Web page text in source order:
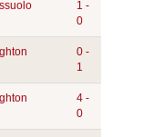
1 -
0
0 -
1
4 -
0